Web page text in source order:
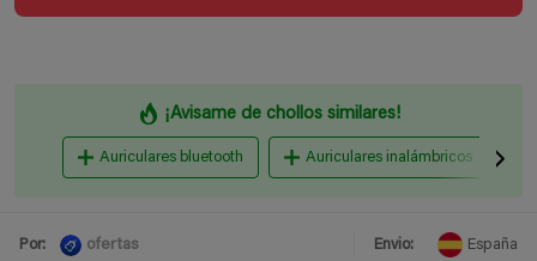
¡Avisame de chollos similares!
Auriculares bluetooth Auriculares inalámbricos
Por: ofertas Envio: España